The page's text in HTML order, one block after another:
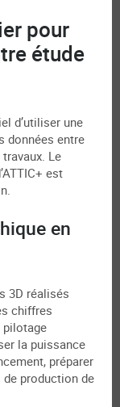
pour
étude
d’utiliser une
données entre
Le
est
en
3D réalisés
chiffres
la puissance
préparer
production de